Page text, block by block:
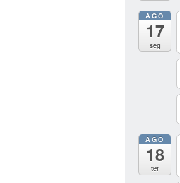
AGO
17
seg
AGO
18
ter